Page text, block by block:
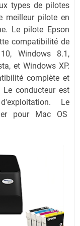
types de pilotes
meilleur pilote en
Le pilote Epson
compatibilité de
Windows 8.1,
et Windows XP.
complète et
conducteur est
Le
pour Mac OS